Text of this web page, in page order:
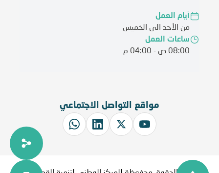
أيام العمل
من الأحد الى الخميس
ساعات العمل
08:00 ص - 04:00 م
مواقع التواصل الاجتماعي